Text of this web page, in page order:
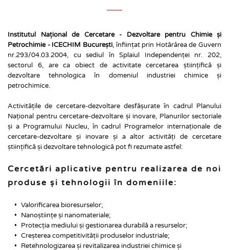
Institutul Național de Cercetare - Dezvoltare pentru Chimie și
Petrochimie - ICECHIM București, înființat prin Hotărârea de Guvern
nr.293/04.03.2004, cu sediul în Splaiul Independenței nr. 202,
sectorul 6, are ca obiect de activitate cercetarea științifică și
dezvoltare tehnologica în domeniul industriei chimice și
petrochimice.
Activitățile de cercetare-dezvoltare desfășurate în cadrul Planului
Național pentru cercetare-dezvoltare și inovare, Planurilor sectoriale
și a Programului Nucleu, în cadrul Programelor internaționale de
cercetare-dezvoltare și inovare și a altor activități de cercetare
științifică și dezvoltare tehnologică pot fi rezumate astfel:
Cercetări aplicative pentru realizarea de noi
produse și tehnologii în domeniile:
Valorificarea bioresurselor;
Nanoștiințe și nanomateriale;
Protecția mediului și gestionarea durabilă a resurselor;
Creșterea competitivității produselor industriale;
Retehnologizarea și revitalizarea industriei chimice și